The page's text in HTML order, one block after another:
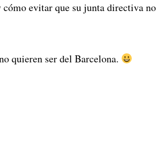
evitar que su junta directiva
quieren ser del Barcelona.